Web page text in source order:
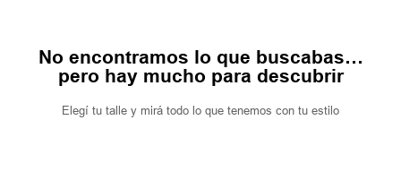
No encontramos lo que buscabas…
pero hay mucho para descubrir
Elegí tu talle y mirá todo lo que tenemos con tu estilo